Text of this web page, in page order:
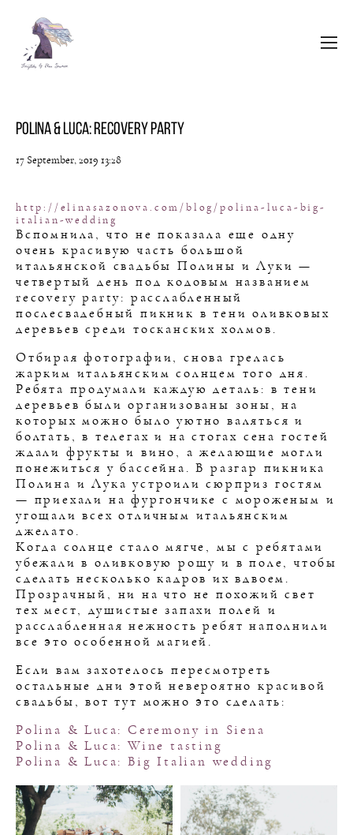
17 September, 2019 13:28
Polina & Luca: Recovery Party
http://elinasazonova.com/blog/polina-luca-big-
italian-wedding
Вспомнила, что не показала еще одну
очень красивую часть большой
итальянской свадьбы Полины и Луки —
четвертый день под кодовым названием
recovery party: расслабленный
послесвадебный пикник в тени оливковых
деревьев среди тосканских холмов.
Отбирая фотографии, снова грелась
жарким итальянским солнцем того дня.
Ребята продумали каждую деталь: в тени
деревьев были организованы зоны, на
которых можно было уютно валяться и
болтать, в телегах и на стогах сена гостей
ждали фрукты и вино, а желающие могли
понежиться у бассейна. В разгар пикника
Полина и Лука устроили сюрприз гостям
— приехали на фургончике с мороженым и
угощали всех отличным итальянским
джелато.
Когда солнце стало мягче, мы с ребятами
убежали в оливковую рощу и в поле, чтобы
сделать несколько кадров их вдвоем.
Прозрачный, ни на что не похожий свет
тех мест, душистые запахи полей и
расслабленная нежность ребят наполнили
все это особенной магией.
Если вам захотелось пересмотреть
остальные дни этой невероятно красивой
свадьбы, вот тут можно это сделать:
Polina & Luca: Ceremony in Siena
Polina & Luca: Wine tasting
Polina & Luca: Big Italian wedding